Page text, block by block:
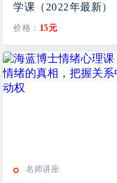
学课（2022年最新）
价格： 15元
名师讲座